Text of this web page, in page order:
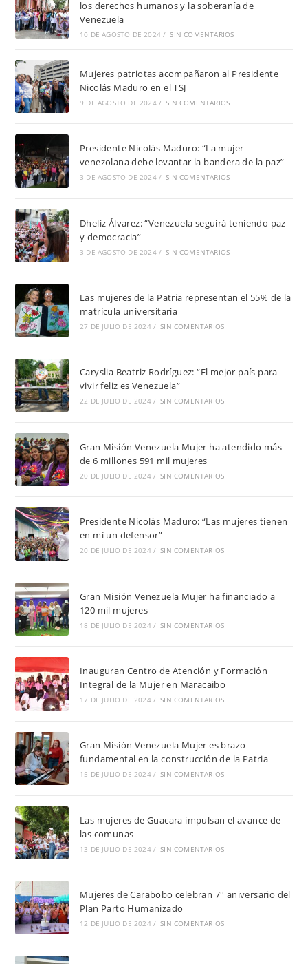
los derechos humanos y la soberanía de
Venezuela
10 DE AGOSTO DE 2024 / SIN COMENTARIOS
Mujeres patriotas acompañaron al Presidente
Nicolás Maduro en el TSJ
9 DE AGOSTO DE 2024 / SIN COMENTARIOS
Presidente Nicolás Maduro: “La mujer
venezolana debe levantar la bandera de la paz”
3 DE AGOSTO DE 2024 / SIN COMENTARIOS
Dheliz Álvarez: “Venezuela seguirá teniendo paz
y democracia”
3 DE AGOSTO DE 2024 / SIN COMENTARIOS
Las mujeres de la Patria representan el 55% de la
matrícula universitaria
27 DE JULIO DE 2024 / SIN COMENTARIOS
Caryslia Beatriz Rodríguez: “El mejor país para
vivir feliz es Venezuela”
22 DE JULIO DE 2024 / SIN COMENTARIOS
Gran Misión Venezuela Mujer ha atendido más
de 6 millones 591 mil mujeres
20 DE JULIO DE 2024 / SIN COMENTARIOS
Presidente Nicolás Maduro: “Las mujeres tienen
en mí un defensor”
20 DE JULIO DE 2024 / SIN COMENTARIOS
Gran Misión Venezuela Mujer ha financiado a
120 mil mujeres
18 DE JULIO DE 2024 / SIN COMENTARIOS
Inauguran Centro de Atención y Formación
Integral de la Mujer en Maracaibo
17 DE JULIO DE 2024 / SIN COMENTARIOS
Gran Misión Venezuela Mujer es brazo
fundamental en la construcción de la Patria
15 DE JULIO DE 2024 / SIN COMENTARIOS
Las mujeres de Guacara impulsan el avance de
las comunas
13 DE JULIO DE 2024 / SIN COMENTARIOS
Mujeres de Carabobo celebran 7° aniversario del
Plan Parto Humanizado
12 DE JULIO DE 2024 / SIN COMENTARIOS